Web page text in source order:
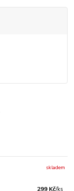
299 Kč/ks
skladem